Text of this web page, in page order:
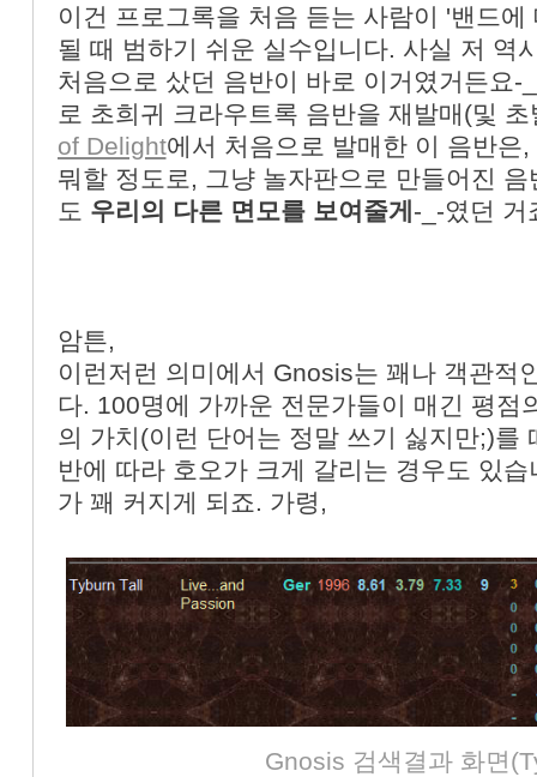
이건 프로그록을 처음 듣는 사람이 '밴드
될 때 범하기 쉬운 실수입니다. 사실 저 역
처음으로 샀던 음반이 바로 이거였거든요-
로 초희귀 크라우트록 음반을 재발매(및
of Delight에서 처음으로 발매한 이 음반은
뭐할 정도로, 그냥 놀자판으로 만들어진
도 우리의 다른 면모를 보여줄게 -_-였던 거
암튼,
이런저런 의미에서 Gnosis는 꽤나 객관적
다. 100명에 가까운 전문가들이 매긴 평점
의 가치(이런 단어는 정말 쓰기 싫지만;)를
반에 따라 호오가 크게 갈리는 경우도 있
가 꽤 커지게 되죠. 가령,
Gnosis 검색결과 화면